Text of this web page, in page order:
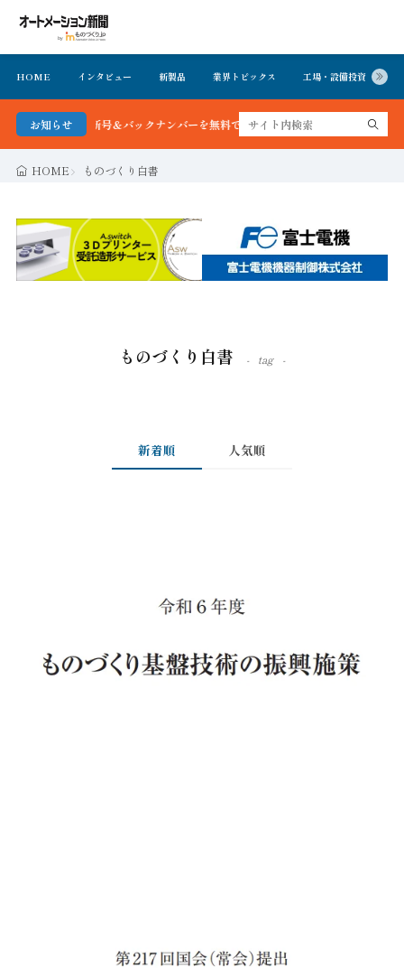
HOME インタビュー 新製品 業界トピックス 工場・設備投資
お知らせ
新号＆バックナンバーを無料で公開中 詳細はこちら
HOME ものづくり白書
ものづくり白書 tag
新着順 人気順